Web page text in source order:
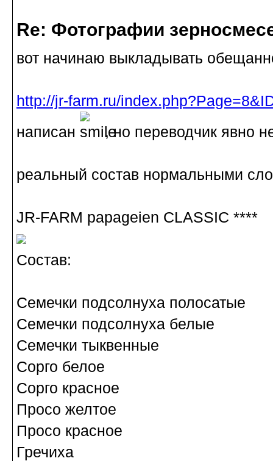
Re: Фотографии
вот начинаю выкладывать
http://jr-farm.ru/
написан
, но переводчик явно
реальный состав нормальными
JR-FARM papageien CLASSIC ****
Состав:
Семечки подсолнуха полосатые
Семечки подсолнуха белые
Семечки тыквенные
Сорго белое
Сорго красное
Просо желтое
Просо красное
Гречиха